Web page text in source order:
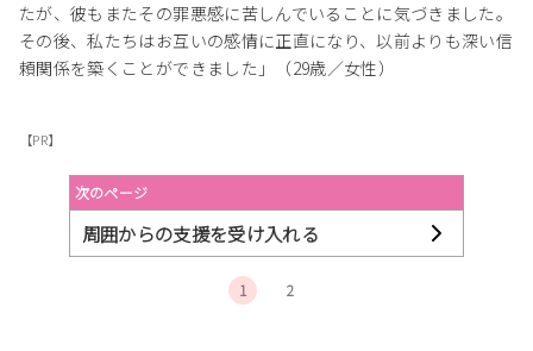
たが、彼もまたその罪悪感に苦しんでいることに気づきました。
その後、私たちはお互いの感情に正直になり、以前よりも深い信
頼関係を築くことができました」（29歳／女性）
【PR】
次のページ
周囲からの支援を受け入れる
1 2